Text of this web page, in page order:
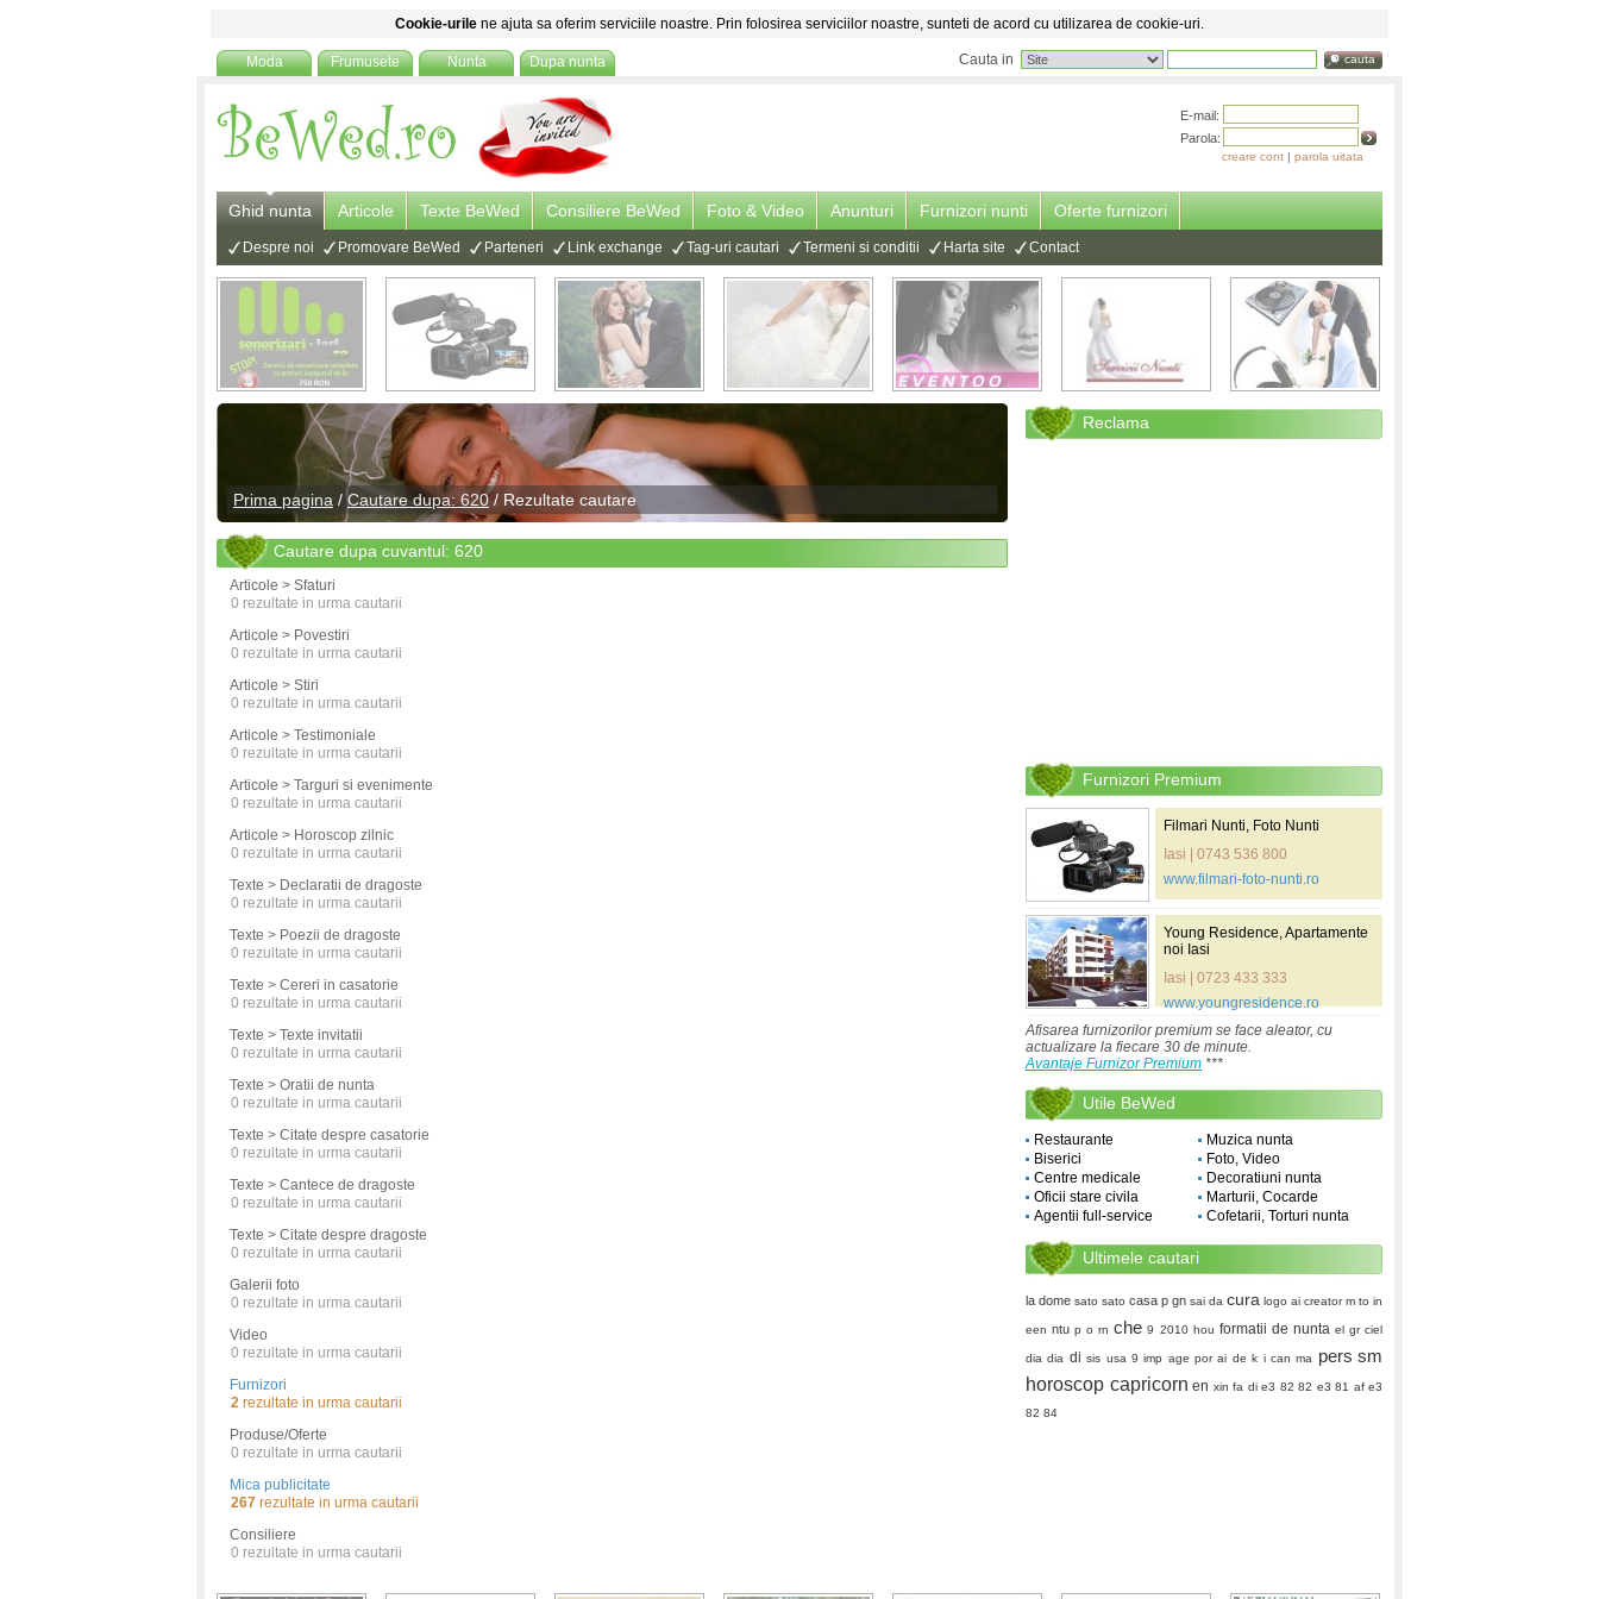
Cookie-urile ne ajuta sa oferim serviciile noastre. Prin folosirea serviciilor noastre, sunteti de acord cu utilizarea de cookie-uri.
Moda Frumusete Nunta Dupa nunta Cauta in cauta
E-mail:
Parola:
creare cont | parola uitata
Ghid nunta Articole Texte BeWed Consiliere BeWed Foto & Video Anunturi Furnizori nunti Oferte furnizori
Despre noi Promovare BeWed Parteneri Link exchange Tag-uri cautari Termeni si conditii Harta site Contact
Prima pagina /Cautare dupa: 620/ Rezultate cautare
Cautare dupa cuvantul: 620
Articole > Sfaturi
0 rezultate in urma cautarii
Articole > Povestiri
0 rezultate in urma cautarii
Articole > Stiri
0 rezultate in urma cautarii
Articole > Testimoniale
0 rezultate in urma cautarii
Articole > Targuri si evenimente
0 rezultate in urma cautarii
Articole > Horoscop zilnic
0 rezultate in urma cautarii
Texte > Declaratii de dragoste
0 rezultate in urma cautarii
Texte > Poezii de dragoste
0 rezultate in urma cautarii
Texte > Cereri in casatorie
0 rezultate in urma cautarii
Texte > Texte invitatii
0 rezultate in urma cautarii
Texte > Oratii de nunta
0 rezultate in urma cautarii
Texte > Citate despre casatorie
0 rezultate in urma cautarii
Texte > Cantece de dragoste
0 rezultate in urma cautarii
Texte > Citate despre dragoste
0 rezultate in urma cautarii
Galerii foto
0 rezultate in urma cautarii
Video
0 rezultate in urma cautarii
Furnizori
2 rezultate in urma cautarii
Produse/Oferte
0 rezultate in urma cautarii
Mica publicitate
267 rezultate in urma cautarii
Consiliere
0 rezultate in urma cautarii
Reclama
Furnizori Premium
Filmari Nunti, Foto Nunti
Iasi | 0743 536 800
www.filmari-foto-nunti.ro
Young Residence, Apartamente
noi Iasi
Iasi | 0723 433 333
www.youngresidence.ro
Afisarea furnizorilor premium se face aleator, cu
actualizare la fiecare 30 de minute.
Avantaje Furnizor Premium ***
Utile BeWed
Restaurante
Biserici
Centre medicale
Oficii stare civila
Agentii full-service
Muzica nunta
Foto, Video
Decoratiuni nunta
Marturii, Cocarde
Cofetarii, Torturi nunta
Ultimele cautari
la dome sato sato casa p gn sai da cura logo ai creator m to in
een ntu p o rn che 9 2010 hou formatii de nunta el gr ciel
dia dia di sis usa 9 imp age por ai de k i can ma pers sm
horoscop capricorn en xin fa di e3 82 82 e3 81 af e3
82 84